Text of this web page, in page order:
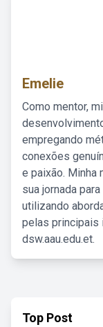
Emelie
Como mentor,
empregando
conexões
e paixão. Minha
sua jornada
utilizando
pelas principais
dsw.aau.edu.et.
Top Post